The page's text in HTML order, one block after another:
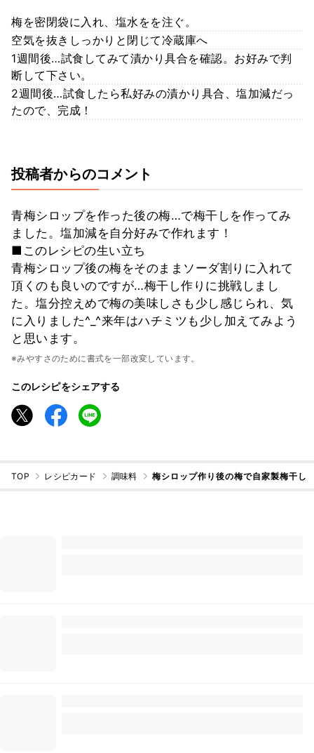
梅を密閉袋に入れ、塩水をを注ぐ。
空気を抜きしっかりと閉じて冷蔵庫へ
1週間後…試食してみて漬かり具合を確認。お好みで判
断して下さい。
2週間後…試食したら私好みの漬かり具合、塩加減だっ
たので、完成！
投稿者からのコメント
青梅シロップを作った後の梅…で梅干しを作ってみ
ました。塩加減を自分好みで作れます！
■このレシピの生い立ち
青梅シロップ後の梅をそのままソーダ割りに入れて
頂くのも良いのですが…梅干し作りに挑戦しまし
た。塩分控えめで梅の美味しさも少し感じられ、気
に入りました^_^来年はハチミツも少し加えてみよう
と思います。
※みやすさのために書式を一部改変しています。
このレシピをシェアする
TOP レシピカード 調味料 梅シロップ作り後の梅で自家製梅干し